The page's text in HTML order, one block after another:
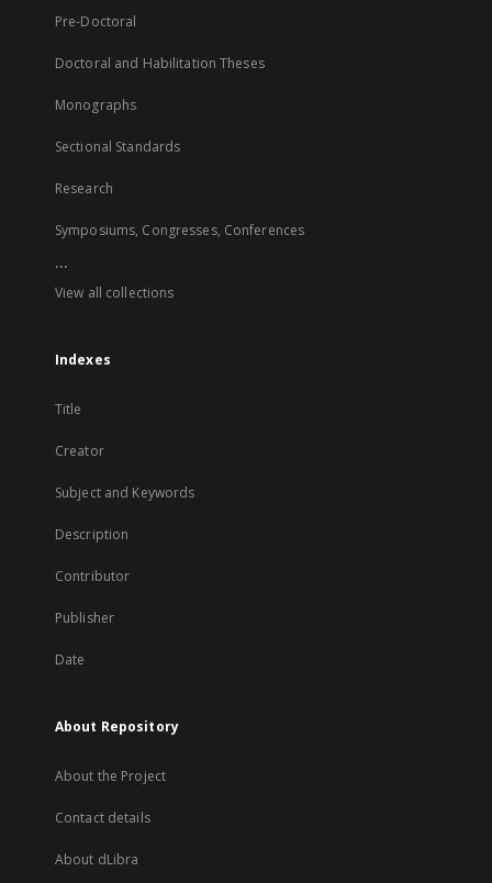
Pre-Doctoral
Doctoral and Habilitation Theses
Monographs
Sectional Standards
Research
Symposiums, Congresses, Conferences
...
View all collections
Indexes
Title
Creator
Subject and Keywords
Description
Contributor
Publisher
Date
About Repository
About the Project
Contact details
About dLibra